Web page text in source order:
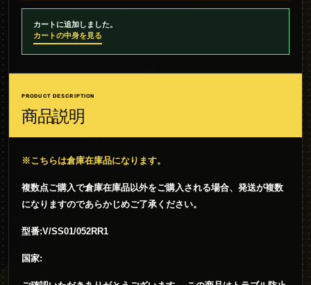
カートに追加しました。
カートの中身を見る
PRODUCT DESCRIPTION
商品説明
※こちらは倉庫在庫品になります。
複数点ご購入で倉庫在庫品以外をご購入される場合、発送が複数
になりますのであらかじめご了承ください。
型番:V/SS01/052RR1
国家: